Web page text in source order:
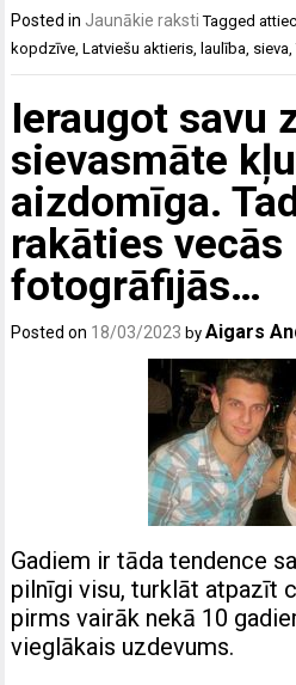
Posted in Jaunākie raksti Tagged
kopdzīve ,Latviešu aktieris laulība sieva ,
Ieraugot savu
sievasmāte
aizdomīga.
rakāties vecās
fotogrāfijās…
Posted on 18/03/2023 byAigars
Gadiem ir tāda tendence
pilnīgi visu, turklāt atpazīt
pirms vairāk nekā 10
vieglākais uzdevums.